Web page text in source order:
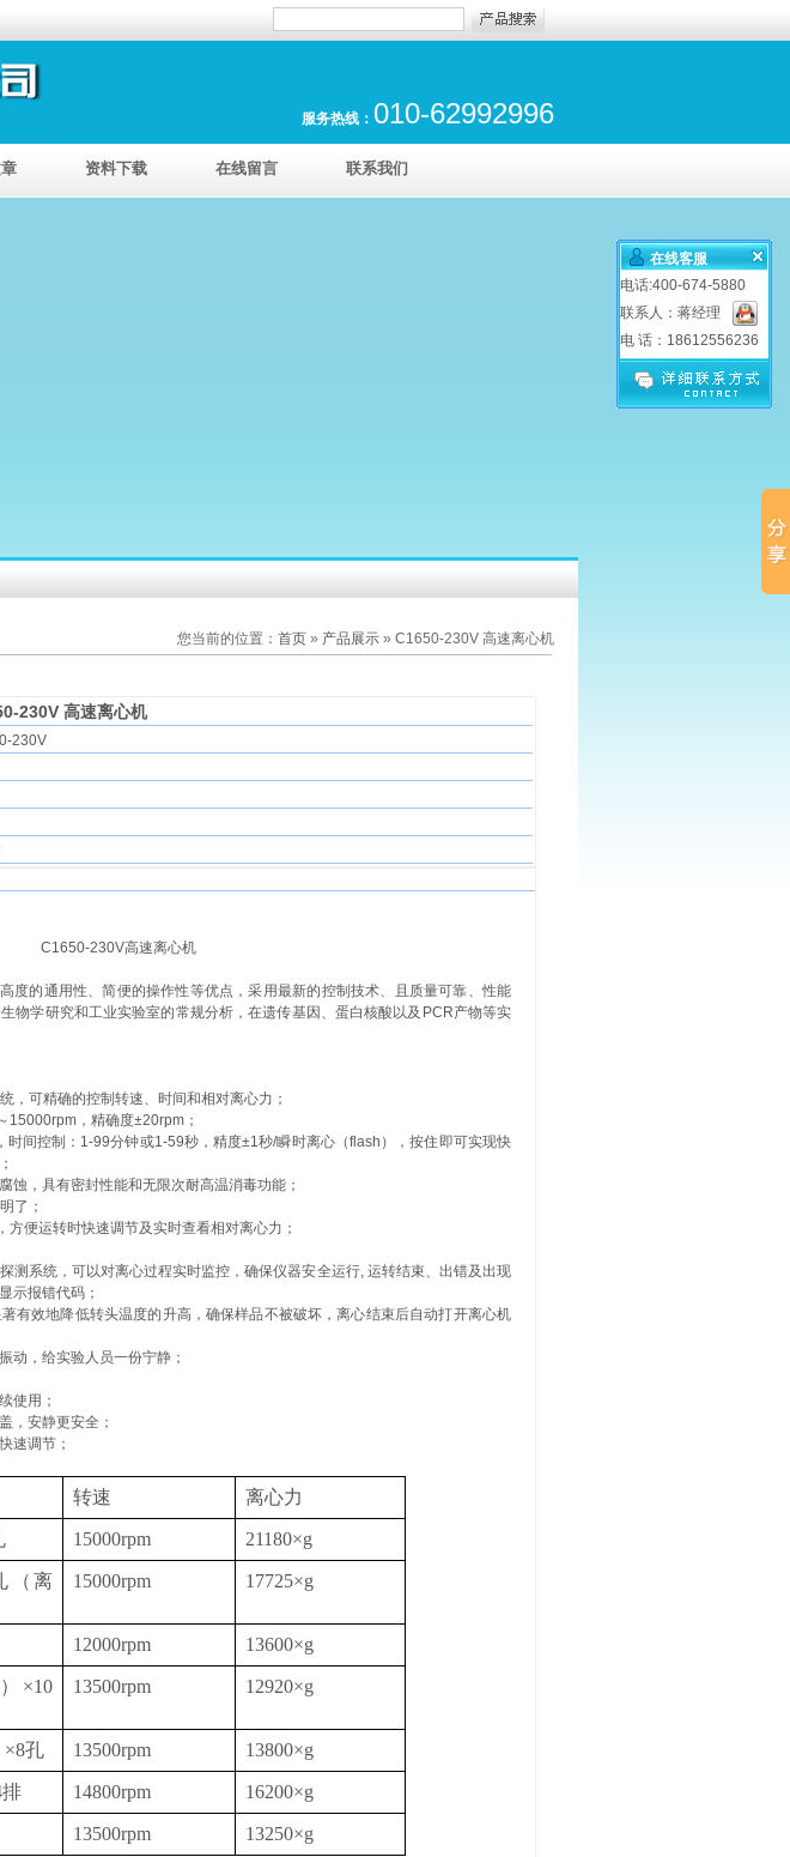
服务热线： 010-62992996
资料下载 在线留言 联系我们
您当前的位置： 首页 » 产品展示 » C1650-230V 高速离心机
230V 高速离心机
230V
C1650-230V高速离心机
度的通用性、简便的操作性等优点，采用最新的控制技术、且质量可靠、性能
物学研究和工业实验室的常规分析，在遗传基因、蛋白核酸以及PCR产物等实
，可精确的控制转速、时间和相对离心力；
15000rpm，精确度±20rpm；
间控制：1-99分钟或1-59秒，精度±1秒/瞬时离心（flash），按住即可实现快
蚀，具有密封性能和无限次耐高温消毒功能；
了；
便运转时快速调节及实时查看相对离心力；
测系统，可以对离心过程实时监控，确保仪器安全运行, 运转结束、出错及出现
示报错代码；
有效地降低转头温度的升高，确保样品不被破坏，离心结束后自动打开离心机
动，给实验人员一份宁静；
使用；
，安静更安全；
速调节；
转速 离心力
15000rpm 21180×g
（离
15000rpm 17725×g
12000rpm 13600×g
）×10
13500rpm 12920×g
×8孔 13500rpm 13800×g
排 14800rpm 16200×g
13500rpm 13250×g
在线客服
电话:400-674-5880
联系人：蒋经理
电 话：18612556236